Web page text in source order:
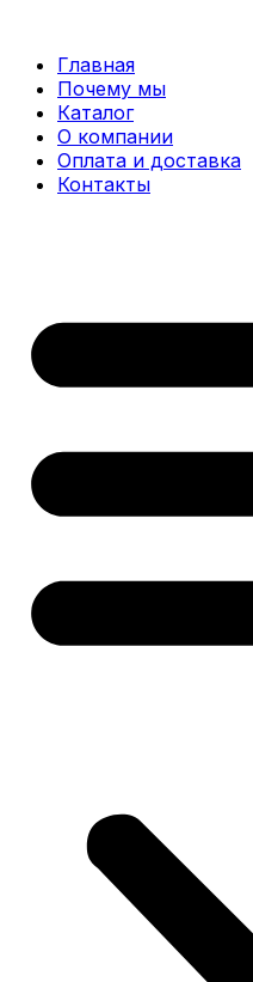
содержимому
Главная
Почему мы
Каталог
О компании
Оплата и доставка
Контакты